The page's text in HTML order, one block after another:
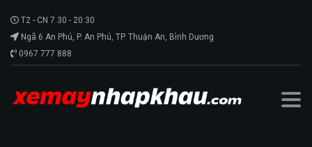
T2 - CN 7.30 - 20:30
Ngã 6 An Phú, P. An Phú, TP. Thuận An, Bình Dương
0967 777 888